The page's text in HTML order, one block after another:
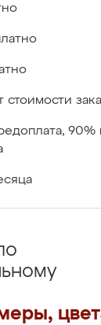
стоимости
90%